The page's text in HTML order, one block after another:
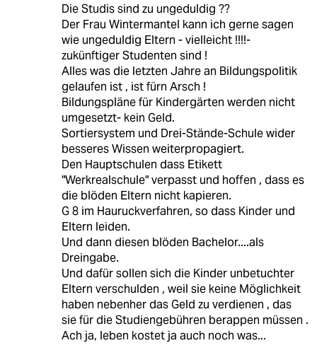
Die Studis sind zu ungeduldig ??
Der Frau Wintermantel kann ich gerne sagen
wie ungeduldig Eltern - vielleicht !!!!-
zukünftiger Studenten sind !
Alles was die letzten Jahre an Bildungspolitik
gelaufen ist , ist fürn Arsch !
Bildungspläne für Kindergärten werden nicht
umgesetzt- kein Geld.
Sortiersystem und Drei-Stände-Schule wider
besseres Wissen weiterpropagiert.
Den Hauptschulen dass Etikett
"Werkrealschule" verpasst und hoffen , dass es
die blöden Eltern nicht kapieren.
G 8 im Hauruckverfahren, so dass Kinder und
Eltern leiden.
Und dann diesen blöden Bachelor....als
Dreingabe.
Und dafür sollen sich die Kinder unbetuchter
Eltern verschulden , weil sie keine Möglichkeit
haben nebenher das Geld zu verdienen , das
sie für die Studiengebühren berappen müssen .
Ach ja, leben kostet ja auch noch was...